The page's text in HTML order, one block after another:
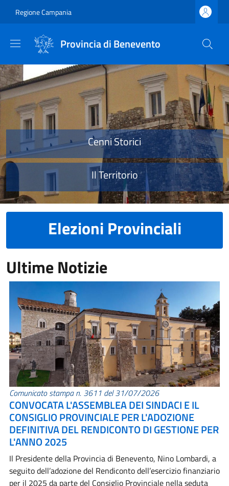
Regione Campania
Provincia di Benevento
Provincia di Benevento
Cenni Storici
Il Territorio
Elezioni Provinciali
Ultime Notizie
Comunicato stampa n. 3611 del 31/07/2026
CONVOCATA L'ASSEMBLEA DEI SINDACI E IL
CONSIGLIO PROVINCIALE PER L'ADOZIONE
DEFINITIVA DEL RENDICONTO DI GESTIONE PER
L'ANNO 2025
Il Presidente della Provincia di Benevento, Nino Lombardi, a
seguito dell’adozione del Rendiconto dell’esercizio finanziario
per il 2025 da parte del Consiglio Provinciale nella seduta